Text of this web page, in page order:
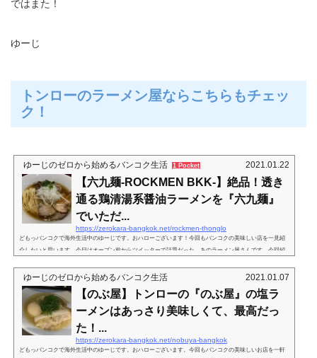
ではまた！
ゆーじ
トンローのラーメン屋ならこちらもチェッ
ク！
ゆーじのゼロから始めるバンコク生活 1 Pocket 2021.01.22
【六九麺-ROCKMEN BKK-】絶品！透き
通る鶏清湯系醤油ラーメンを『六九麺』
でいただ...
https://zerokara-bangkok.net/rockmen-thonglo
どもっバンコクで海外生活中のゆーじです。おハローございます！今回もバンコクの美味しい店を一見紹
介したいと思います。今日はオープン前からツイッターで話題だった、あのラーメン屋さんです…今回紹
ラーメン屋さんです。日本では東京・高円寺に店舗を構える人気店です。オープン前から、ツイッターで
かなり話題になってましたね！今回はこちらの六九麺のメニューなど詳しく紹介していきます。六九麺の
メニューをチェック！六九麺 ...
ゆーじのゼロから始めるバンコク生活 2021.01.07
【のぶ屋】トンローの『のぶ屋』の塩ラ
ーメンはあっさり美味しくて、最高だっ
た！...
https://zerokara-bangkok.net/nobuya-bangkok
どもっバンコクで海外生活中のゆーじです。おハローございます。今回もバンコクの美味しいお店を一軒